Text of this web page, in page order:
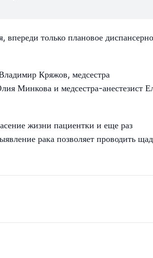
впереди только плановое
Кряжов, медсестра
Минкова и медсестра-анестезист
жизни пациентки и еще раз
рака позволяет проводить